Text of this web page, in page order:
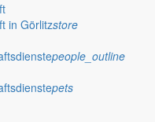
in Görlitzstore
people_outline
pets